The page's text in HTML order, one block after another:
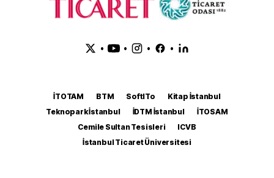
• • • •
İTOTAM BTM SoftITo
Kitap İstanbul
Teknopark İstanbul
İDTM İstanbul
İTOSAM
Cemile Sultan Tesisleri
ICVB
İstanbul Ticaret Üniversitesi